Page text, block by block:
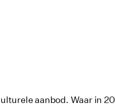
aanbod. Waar in